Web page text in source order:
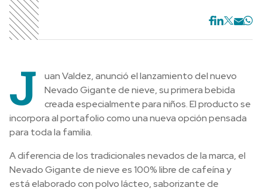
J
uan Valdez, anunció el lanzamiento del nuevo
Nevado Gigante de nieve, su primera bebida
creada especialmente para niños. El producto se
incorpora al portafolio como una nueva opción pensada
para toda la familia.
A diferencia de los tradicionales nevados de la marca, el
Nevado Gigante de nieve es 100% libre de cafeína y
está elaborado con polvo lácteo, saborizante de